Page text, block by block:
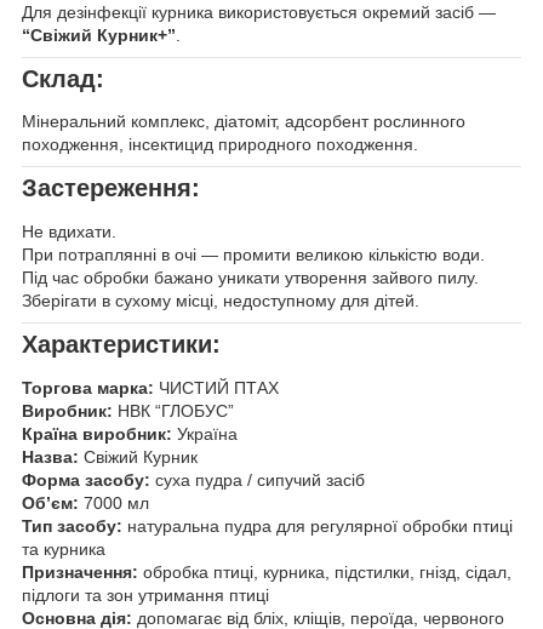
Для дезінфекції курника використовується окремий засіб —
“Свіжий Курник+”
Склад:
Мінеральний комплекс, діатоміт, адсорбент рослинного
походження, інсектицид природного походження.
Застереження:
Не вдихати.
При потраплянні в очі — промити великою кількістю води.
Під час обробки бажано уникати утворення зайвого пилу.
Зберігати в сухому місці, недоступному для дітей.
Характеристики:
Торгова марка: ЧИСТИЙ ПТАХ
Виробник: НВК “ГЛОБУС”
Країна виробник: Україна
Назва: Свіжий Курник
Форма засобу: суха пудра / сипучий засіб
Об’єм: 7000 мл
Тип засобу: натуральна пудра для регулярної обробки птиці
та курника
Призначення: обробка птиці, курника, підстилки, гнізд, сідал,
підлоги та зон утримання птиці
Основна дія: допомагає від бліх, кліщів, пероїда, червоного